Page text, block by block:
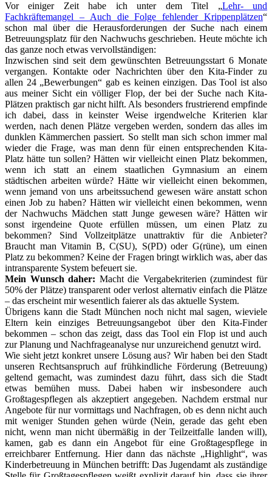
einem
neuen
Wirkungskreis
–
doch
wo?
Vor einiger Zeit habe ich unter dem Titel „Lehr- und
Fachkräftemangel – Auch die Folge fehlender Krippenplätzen“
schon mal über die Herausforderungen der Suche nach einem
Betreuungsplatz für den Nachwuchs geschrieben. Heute möchte ich
das ganze noch etwas vervollständigen:
Inzwischen sind seit dem gewünschten Betreuungsstart 6 Monate
vergangen. Kontakte oder Nachrichten über den Kita-Finder zu
allen 24 „Bewerbungen“ gab es keinen einzigen. Das Tool ist also
aus meiner Sicht ein völliger Flop, der bei der Suche nach Kita-
Plätzen praktisch gar nicht hilft. Als besonders frustrierend empfinde
ich dabei, dass in keinster Weise irgendwelche Kriterien klar
werden, nach denen Plätze vergeben werden, sondern das alles im
dunklen Kämmerchen passiert. So stellt man sich schon immer mal
wieder die Frage, was man denn für einen entsprechenden Kita-
Platz hätte tun sollen? Hätten wir vielleicht einen Platz bekommen,
wenn ich statt an einem staatlichen Gymnasium an einem
städtischen arbeiten würde? Hätte wir vielleicht einen bekommen,
wenn jemand von uns arbeitssuchend gewesen wäre anstatt schon
einen Job zu haben? Hätten wir vielleicht einen bekommen, wenn
der Nachwuchs Mädchen statt Junge gewesen wäre? Hätten wir
sonst irgendeine Quote erfüllen müssen, um einen Platz zu
bekommen? Sind Vollzeitplätze unattraktiv für die Anbieter?
Braucht man Vitamin B, C(SU), S(PD) oder G(rüne), um einen
Platz zu bekommen? Keine der Fragen bringt wirklich was, aber das
intransparente System befeuert sie.
Mein Wunsch daher: Macht die Vergabekriterien (zumindest für
50% der Plätze) transparent oder verlost alternativ einfach die Plätze
– das erscheint mir wesentlich faierer als das aktuelle System.
Übrigens kann die Stadt München noch nicht mal sagen, wieviele
Eltern kein einziges Betreuungsangebot über den Kita-Finder
bekommen – schon das zeigt, dass das Tool ein Flop ist und auch
zur Planung und Nachfrageanalyse nur unzureichend genutzt wird.
Wie sieht jetzt konkret unsere Lösung aus? Wir haben bei den Stadt
unseren Rechtsanspruch auf frühkindliche Förderung (Betreuung)
geltend gemacht, was zumindest dazu führt, dass sich die Stadt
etwas bemühen muss. Dabei haben wir insbesondere auch
Großtagespflegen als akzeptiert angegeben. Nachdem erstmal nur
Angebote für nur vormittags und Nachfragen, ob es denn nicht auch
mit weniger Stunden gehen würde (Nein, gerade das geht eben
nicht, wenn man nicht übermäßig in der Teilzeitfalle landen will),
kamen, gab es dann ein Angebot für eine Großtagespflege in
erreichbarer Entfernung. Hier dann das nächste „Highlight“, was
Kinderbetreuung in München betrifft: Das Jugendamt als zuständige